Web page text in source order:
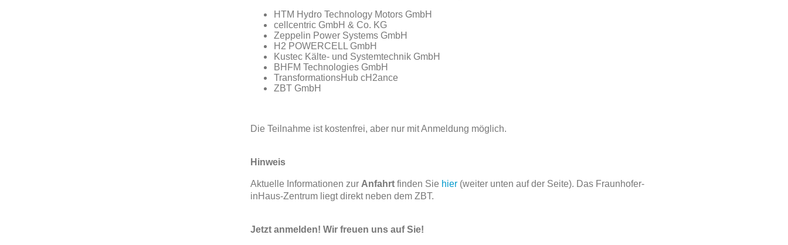
HTM Hydro Technology Motors GmbH
cellcentric GmbH & Co. KG
Zeppelin Power Systems GmbH
H2 POWERCELL GmbH
Kustec Kälte- und Systemtechnik GmbH
BHFM Technologies GmbH
TransformationsHub cH2ance
ZBT GmbH
Die Teilnahme ist kostenfrei, aber nur mit Anmeldung möglich.
Hinweis
Aktuelle Informationen zur Anfahrt finden Sie hier (weiter unten auf der Seite). Das Fraunhofer-
inHaus-Zentrum liegt direkt neben dem ZBT.
Jetzt anmelden! Wir freuen uns auf Sie!